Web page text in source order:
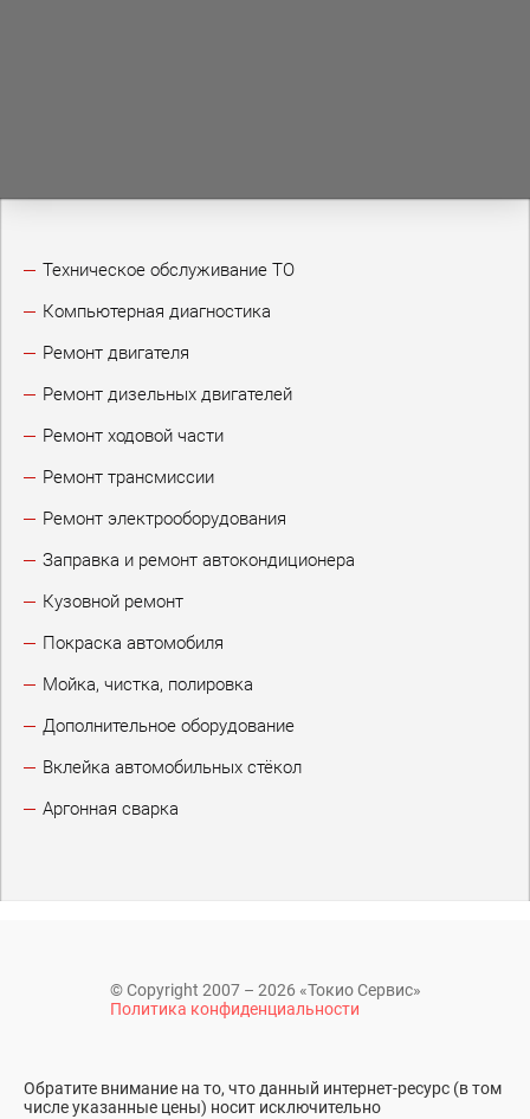
Техническое обслуживание ТО
Компьютерная диагностика
Ремонт двигателя
Ремонт дизельных двигателей
Ремонт ходовой части
Ремонт трансмиссии
Ремонт электрооборудования
Заправка и ремонт автокондиционера
Кузовной ремонт
Покраска автомобиля
Мойка, чистка, полировка
Дополнительное оборудование
Вклейка автомобильных стёкол
Аргонная сварка
© Copyright 2007 – 2026 «Токио Сервис»
Политика конфиденциальности
Обратите внимание на то, что данный интернет-ресурс (в том
числе указанные цены) носит исключительно